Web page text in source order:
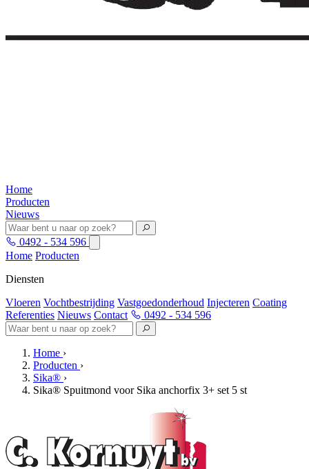
Home
Producten
Nieuws
0492 - 534 596
Home Producten
Diensten
Vloeren Vochtbestrijding Vastgoedonderhoud Injecteren Coating
Referenties Nieuws Contact 0492 - 534 596
Home ›
Producten ›
Sika® ›
Sika® Spuitmond voor Sika anchorfix 3+ set 5 st